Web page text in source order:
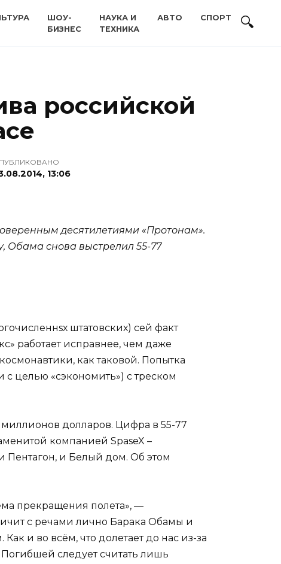
ШОУ-
БИЗНЕС
НАУКА И
ТЕХНИКА
АВТО СПОРТ
российской
13:06
десятилетиями «Протонам».
Обама снова выстрелил 55-77
штатовских) сей факт
работает исправнее, чем даже
как таковой. Попытка
целью «сэкономить») с треском
миллионов долларов. Цифра в 55-77
компанией SpaseX –
Пентагон, и Белый дом. Об этом
прекращения полета», —
с речами лично Барака Обамы и
и во всём, что долетает до нас из-за
следует считать лишь